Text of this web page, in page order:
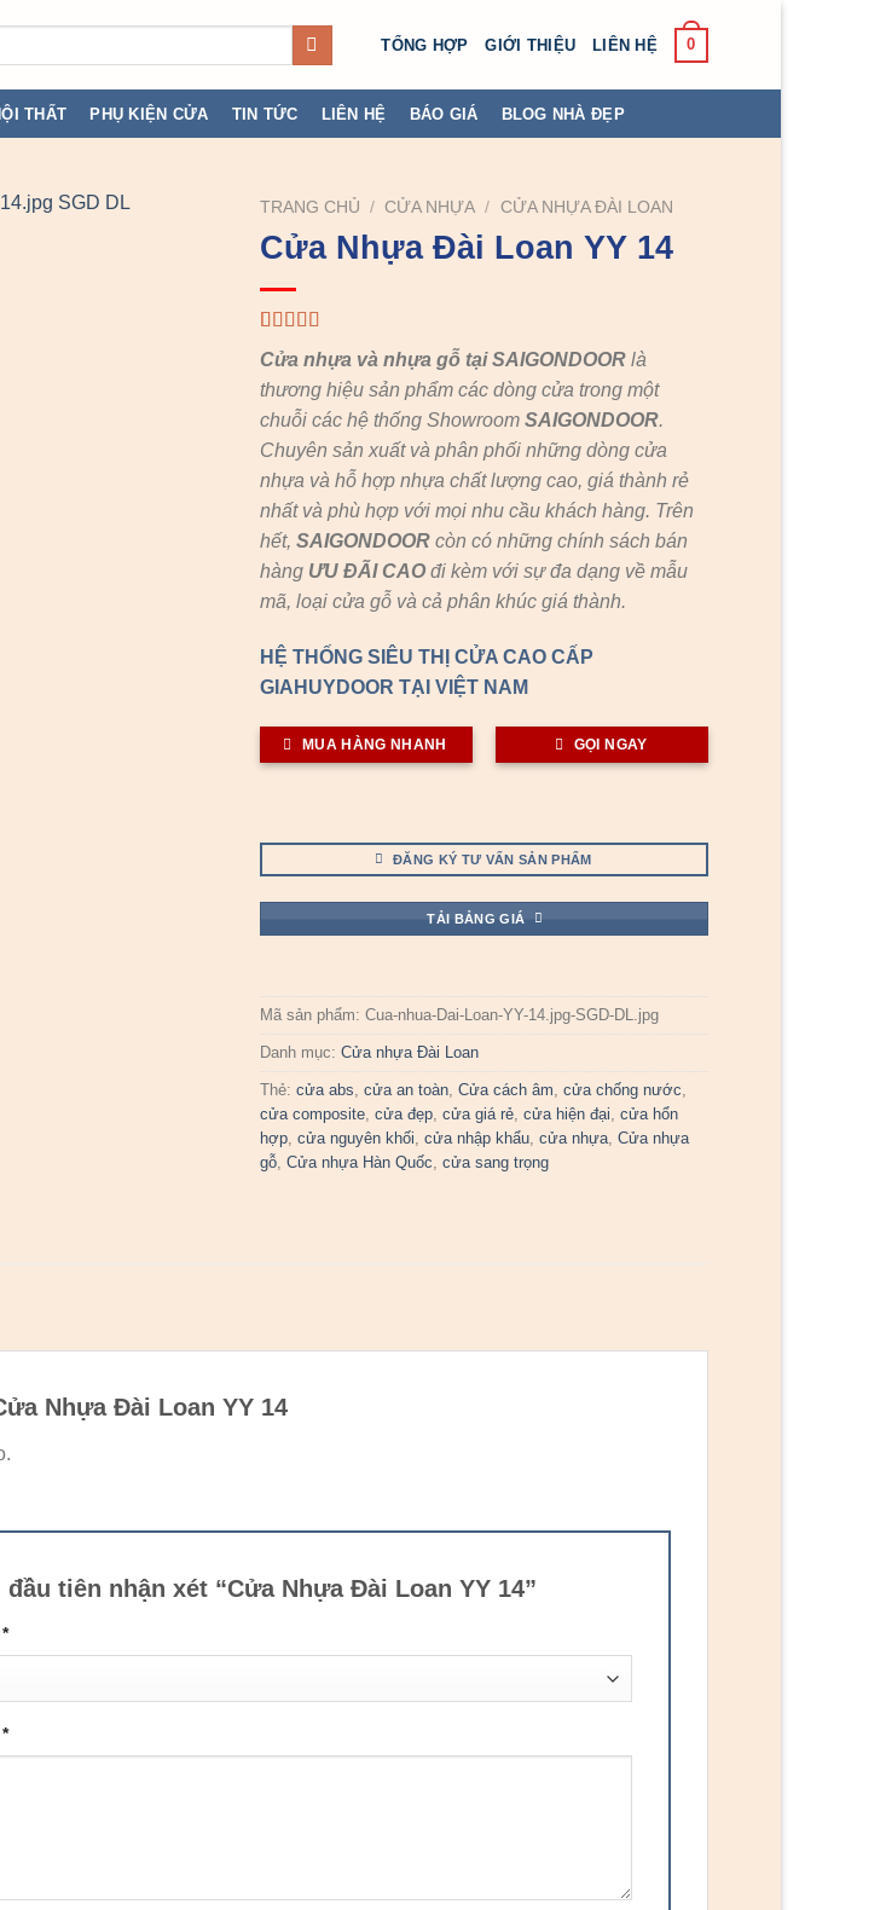
TỔNG HỢP GIỚI THIỆU LIÊN HỆ 0
THẤT PHỤ KIỆN CỬA TIN TỨC LIÊN HỆ BÁO GIÁ BLOG NHÀ ĐẸP
TRANG CHỦ / CỬA NHỰA / CỬA NHỰA ĐÀI LOAN
Cửa Nhựa Đài Loan YY 14
5.00
trên 5
dựa trên
1
đánh giá
Cửa nhựa và nhựa gỗ tại SAIGONDOOR là
thương hiệu sản phẩm các dòng cửa trong một
chuỗi các hệ thống ShowroomSAIGONDOOR.
Chuyên sản xuất và phân phối những dòng cửa
nhựa và hỗ hợp nhựa chất lượng cao, giá thành rẻ
nhất và phù hợp với mọi nhu cầu khách hàng. Trên
hết,SAIGONDOOR còn có những chính sách bán
hàng ƯU ĐÃI CAOđi kèm với sự đa dạng về mẫu
mã, loại cửa gỗ và cả phân khúc giá thành.
HỆ THỐNG SIÊU THỊ CỬA CAO CẤP
GIAHUYDOOR TẠI VIỆT NAM
MUA HÀNG NHANH GỌI NGAY
ĐĂNG KÝ TƯ VẤN SẢN PHẨM
TẢI BẢNG GIÁ
Mã sản phẩm:Cua-nhua-Dai-Loan-YY-14.jpg-SGD-DL.jpg
Danh mục:Cửa nhựa Đài Loan
Thẻ:cửa abs,cửa an toàn,Cửa cách âm,cửa chống nước,
cửa composite,cửa đẹp,cửa giá rẻ,cửa hiện đại,cửa hổn
hợp,cửa nguyên khối,cửa nhập khẩu,cửa nhựa,Cửa nhựa
gỗ,Cửa nhựa Hàn Quốc,cửa sang trọng
Nhựa Đài Loan YY 14
tiên nhận xét “Cửa Nhựa Đài Loan YY 14”
*
*